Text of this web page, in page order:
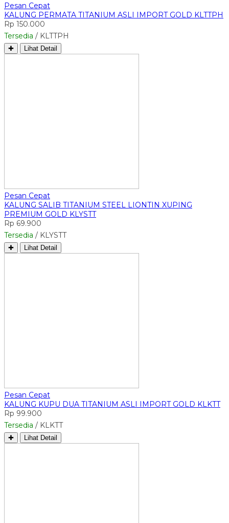
Pesan Cepat
KALUNG PERMATA TITANIUM ASLI IMPORT GOLD KLTTPH
Rp 150.000
Tersedia / KLTTPH
✚ Lihat Detail
Pesan Cepat
KALUNG SALIB TITANIUM STEEL LIONTIN XUPING
PREMIUM GOLD KLYSTT
Rp 69.900
Tersedia / KLYSTT
✚ Lihat Detail
Pesan Cepat
KALUNG KUPU DUA TITANIUM ASLI IMPORT GOLD KLKTT
Rp 99.900
Tersedia / KLKTT
✚ Lihat Detail